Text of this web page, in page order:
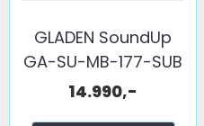
GLADEN SoundUp
GA-SU-MB-177-SUB
MB GLA, ...
14.990,-